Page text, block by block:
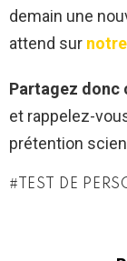
demain une
attend sur
Partagez donc
et rappelez-
prétention
TEST DE